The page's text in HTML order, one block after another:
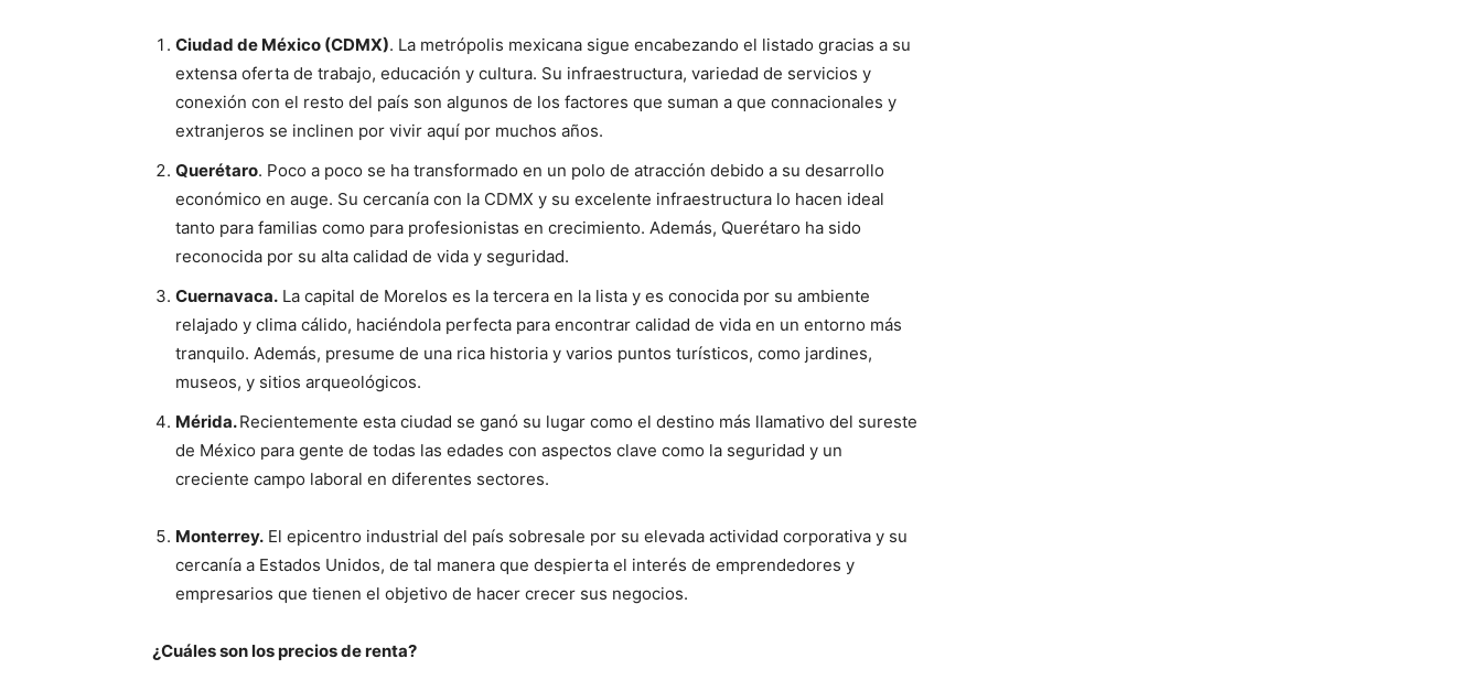
Ciudad de México (CDMX). La metrópolis mexicana sigue encabezando el listado gracias a su
extensa oferta de trabajo, educación y cultura. Su infraestructura, variedad de servicios y
conexión con el resto del país son algunos de los factores que suman a que connacionales y
extranjeros se inclinen por vivir aquí por muchos años.
Querétaro. Poco a poco se ha transformado en un polo de atracción debido a su desarrollo
económico en auge. Su cercanía con la CDMX y su excelente infraestructura lo hacen ideal
tanto para familias como para profesionistas en crecimiento. Además, Querétaro ha sido
reconocida por su alta calidad de vida y seguridad.
Cuernavaca. La capital de Morelos es la tercera en la lista y es conocida por su ambiente
relajado y clima cálido, haciéndola perfecta para encontrar calidad de vida en un entorno más
tranquilo. Además, presume de una rica historia y varios puntos turísticos, como jardines,
museos, y sitios arqueológicos.
Mérida.Recientemente esta ciudad se ganó su lugar como el destino más llamativo del sureste
de México para gente de todas las edades con aspectos clave como la seguridad y un
creciente campo laboral en diferentes sectores.
Monterrey. El epicentro industrial del país sobresale por su elevada actividad corporativa y su
cercanía a Estados Unidos, de tal manera que despierta el interés de emprendedores y
empresarios que tienen el objetivo de hacer crecer sus negocios.
¿Cuáles son los precios de renta?